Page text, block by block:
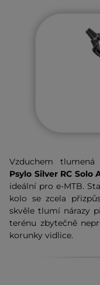
Vzduchem
Psylo Silver RC Solo
ideální pro e-MTB.
kolo se zcela
skvěle tlumí nárazy
terénu zbytečně
korunky vidlice.